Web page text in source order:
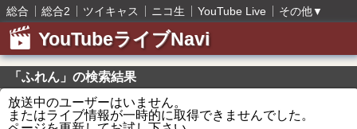
総合 総合2 ツイキャス ニコ生 YouTube Live その他▼
YouTubeライブNavi
「ふれん」の検索結果
放送中のユーザーはいません。
またはライブ情報が一時的に取得できませんでした。